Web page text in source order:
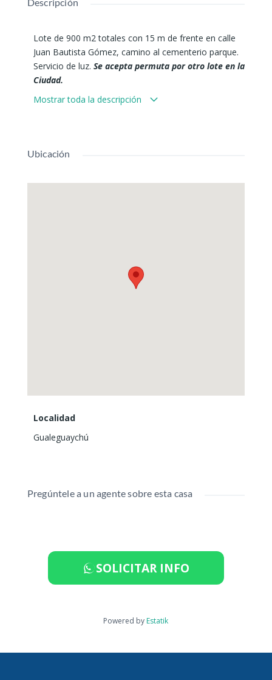
Lote de 900 m2 totales con 15 m de frente en calle
Juan Bautista Gómez, camino al cementerio parque.
Servicio de luz. Se acepta permuta por otro lote en la
Ciudad.
Derechos posesorios.
Mostrar toda la descripción
Ubicación
Localidad
Gualeguaychú
Pregúntele a un agente sobre esta casa
SOLICITAR INFO
Powered by Estatik